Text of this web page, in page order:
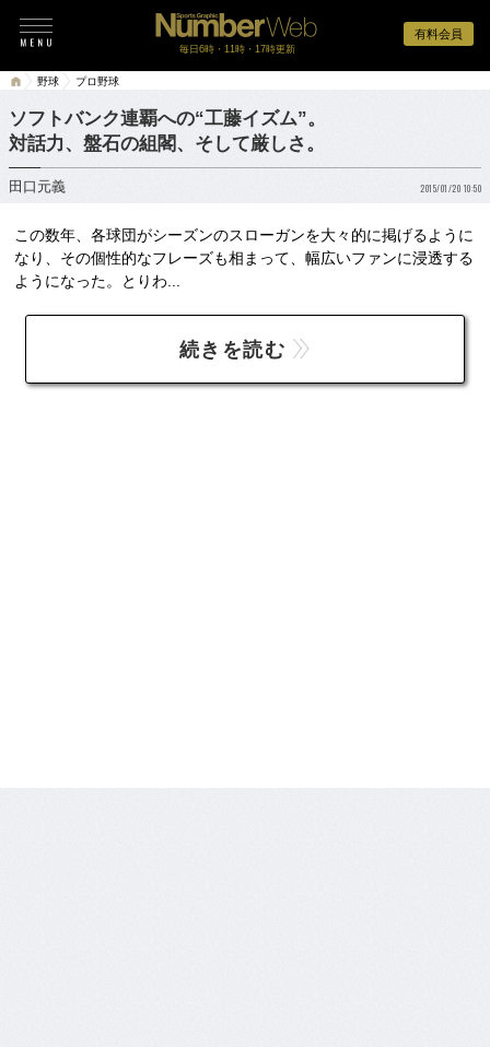
有料会員
毎日6時・11時・17時更新
野球 プロ野球
ソフトバンク連覇への“工藤イズム”。
対話力、盤石の組閣、そして厳しさ。
田口元義 2015/01/20 10:50
この数年、各球団がシーズンのスローガンを大々的に掲げるように
なり、その個性的なフレーズも相まって、幅広いファンに浸透する
ようになった。とりわ...
続きを読む